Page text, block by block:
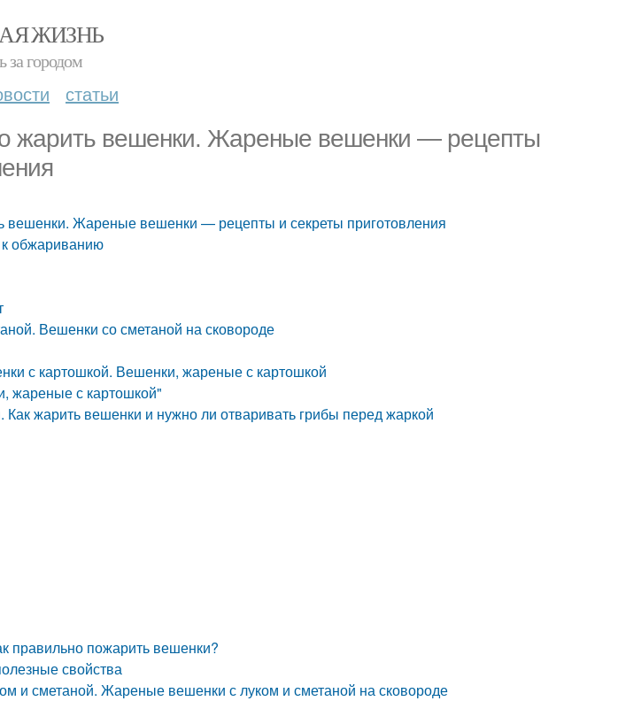
ЖИЗНЬ
за городом
статьи
жарить вешенки. Жареные вешенки — рецепты
вешенки. Жареные вешенки — рецепты и секреты приготовления
к обжариванию
Вешенки со сметаной на сковороде
с картошкой. Вешенки, жареные с картошкой
жареные с картошкой"
Как жарить вешенки и нужно ли отваривать грибы перед жаркой
правильно пожарить вешенки?
свойства
и сметаной. Жареные вешенки с луком и сметаной на сковороде